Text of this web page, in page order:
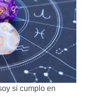
si cumplo en